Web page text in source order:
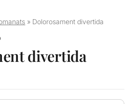
» Dolorosament divertida
divertida